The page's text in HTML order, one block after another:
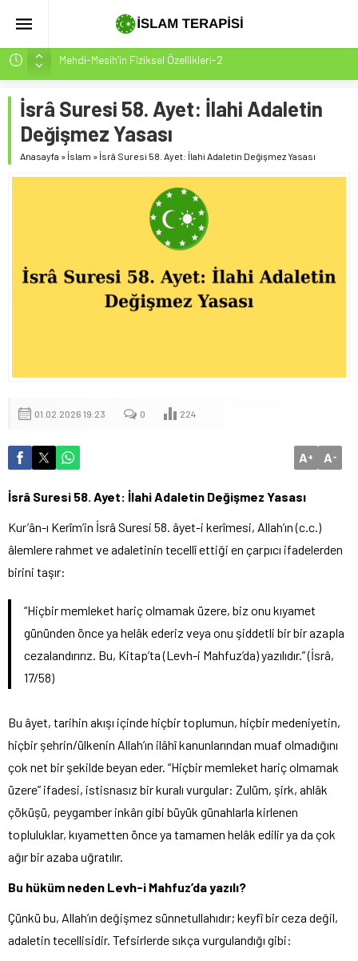
Mehdi-Mesih’in Fiziksel Özellikleri-2
Hakikatin Nihai Ölçüsü: Kur’an-ı Kerim’in Önceki Kitapları
Tasdiki ve Tahrifleri Arındırması
Peygamber Müjdesi Mehdi Mesih’in Gelişi Kitabımız
26.07.2026 Tarihinde Güncellenmiştir(ÇOK ÖNEMLİ)
İsrâ Sûresi(17) 1. Ayet’in 7 Dilde Yazılışı
SAKIN ÇOĞUNLUK SİZİ ALDATMASIN
İsrâ Suresi 58. Ayet: İlahi Adaletin
Değişmez Yasası
Anasayfa » İslam » İsrâ Suresi 58. Ayet: İlahi Adaletin Değişmez Yasası
01.02.2026 19:23 0 224
A+ A-
İsrâ Suresi 58. Ayet: İlahi Adaletin Değişmez Yasası
Kur’ân-ı Kerîm’in İsrâ Suresi 58. âyet-i kerîmesi, Allah’ın (c.c.)
âlemlere rahmet ve adaletinin tecellî ettiği en çarpıcı ifadelerden
birini taşır:
“Hiçbir memleket hariç olmamak üzere, biz onu kıyamet
gününden önce ya helâk ederiz veya onu şiddetli bir bir azapla
cezalandırırız. Bu, Kitap’ta (Levh-i Mahfuz’da) yazılıdır.” (İsrâ,
17/58)
Bu âyet, tarihin akışı içinde hiçbir toplumun, hiçbir medeniyetin,
hiçbir şehrin/ülkenin Allah’ın ilâhî kanunlarından muaf olmadığını
çok net bir şekilde beyan eder. “Hiçbir memleket hariç olmamak
üzere” ifadesi, istisnasız bir kuralı vurgular: Zulüm, şirk, ahlâk
çöküşü, peygamber inkârı gibi büyük günahlarla kirlenen
topluluklar, kıyametten önce ya tamamen helâk edilir ya da çok
ağır bir azaba uğratılır.
Bu hüküm neden Levh-i Mahfuz’da yazılı?
Çünkü bu, Allah’ın değişmez sünnetullahıdır; keyfî bir ceza değil,
adaletin tecellisidir. Tefsirlerde sıkça vurgulandığı gibi: